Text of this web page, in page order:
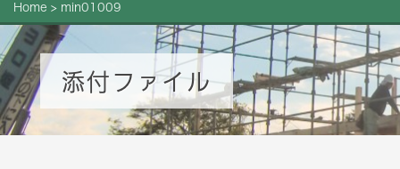
Home > min01009
添付ファイル